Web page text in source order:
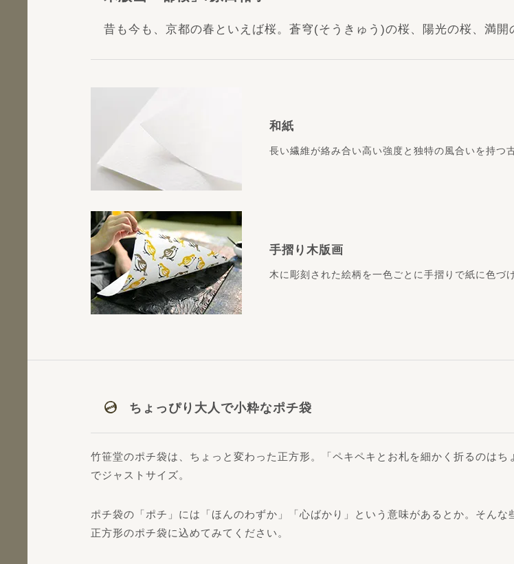
手摺り木版画
木に彫刻された絵柄を一色ごとに手摺りで紙に色づ
和紙
長い繊維が絡み合い高い強度と独特の風合いを持つ
昔も今も、京都の春といえば桜。蒼穹(そうきゅう)の桜、陽光の桜、満開
ちょっぴり大人で小粋なポチ袋
竹笹堂のポチ袋は、ちょっと変わった正方形。「ペキペキとお札を細かく折るのは
でジャストサイズ。
ポチ袋の「ポチ」には「ほんのわずか」「心ばかり」という意味があるとか。そん
正方形のポチ袋に込めてみてください。